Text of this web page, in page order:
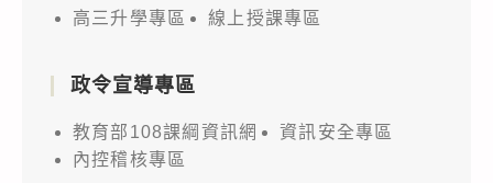
高三升學專區
線上授課專區
政令宣導專區
教育部108課綱資訊網
資訊安全專區
內控稽核專區